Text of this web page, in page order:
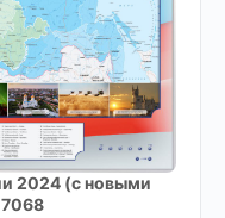
2024 (с новыми